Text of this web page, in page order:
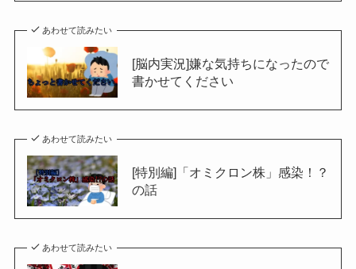
あわせて読みたい
[脳内実況]嫌な気持ちになったので
書かせてください
あわせて読みたい
[特別編]「オミクロン株」感染！？
の話
あわせて読みたい